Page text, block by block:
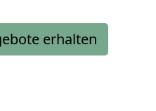
erhalten